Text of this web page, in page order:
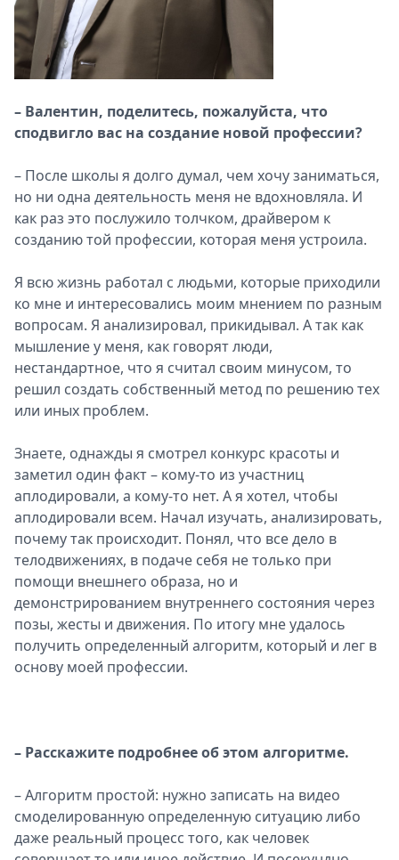
– Валентин, поделитесь, пожалуйста, что
сподвигло вас на создание новой профессии?
– После школы я долго думал, чем хочу заниматься,
но ни одна деятельность меня не вдохновляла. И
как раз это послужило толчком, драйвером к
созданию той профессии, которая меня устроила.
Я всю жизнь работал с людьми, которые приходили
ко мне и интересовались моим мнением по разным
вопросам. Я анализировал, прикидывал. А так как
мышление у меня, как говорят люди,
нестандартное, что я считал своим минусом, то
решил создать собственный метод по решению тех
или иных проблем.
Знаете, однажды я смотрел конкурс красоты и
заметил один факт – кому-то из участниц
аплодировали, а кому-то нет. А я хотел, чтобы
аплодировали всем. Начал изучать, анализировать,
почему так происходит. Понял, что все дело в
телодвижениях, в подаче себя не только при
помощи внешнего образа, но и
демонстрированием внутреннего состояния через
позы, жесты и движения. По итогу мне удалось
получить определенный алгоритм, который и лег в
основу моей профессии.
– Расскажите подробнее об этом алгоритме.
– Алгоритм простой: нужно записать на видео
смоделированную определенную ситуацию либо
даже реальный процесс того, как человек